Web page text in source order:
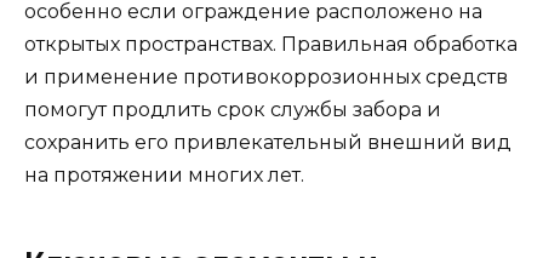
особенно если ограждение расположено на
открытых пространствах. Правильная обработка
и применение противокоррозионных средств
помогут продлить срок службы забора и
сохранить его привлекательный внешний вид
на протяжении многих лет.